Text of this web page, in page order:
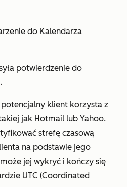
do Kalendarza
potwierdzenie do
klient korzysta z
jak Hotmail lub Yahoo.
strefę czasową
na podstawie jego
jej wykryć i kończy się
UTC (Coordinated